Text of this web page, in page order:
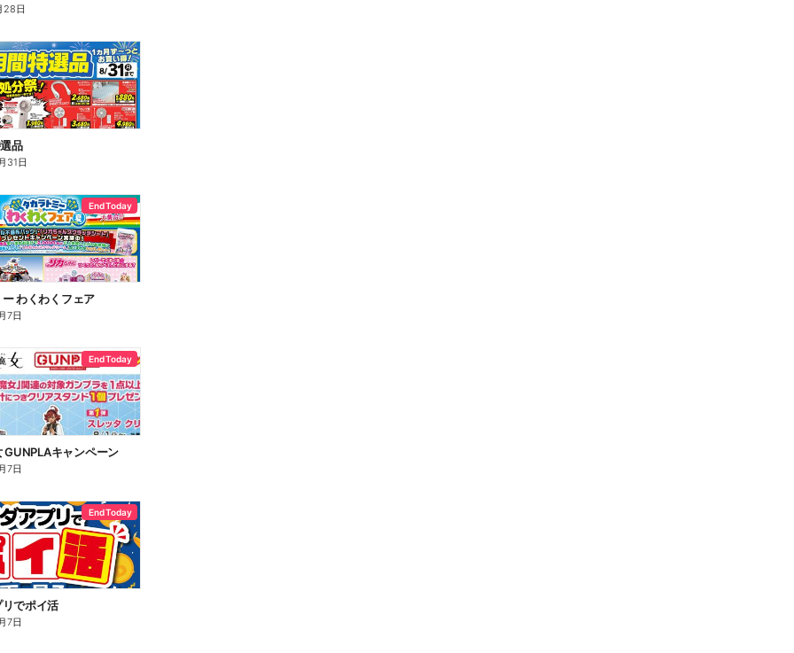
28日
品
31日
End Today
わくわくフェア
7日
End Today
GUNPLAキャンペーン
7日
End Today
でポイ活
7日